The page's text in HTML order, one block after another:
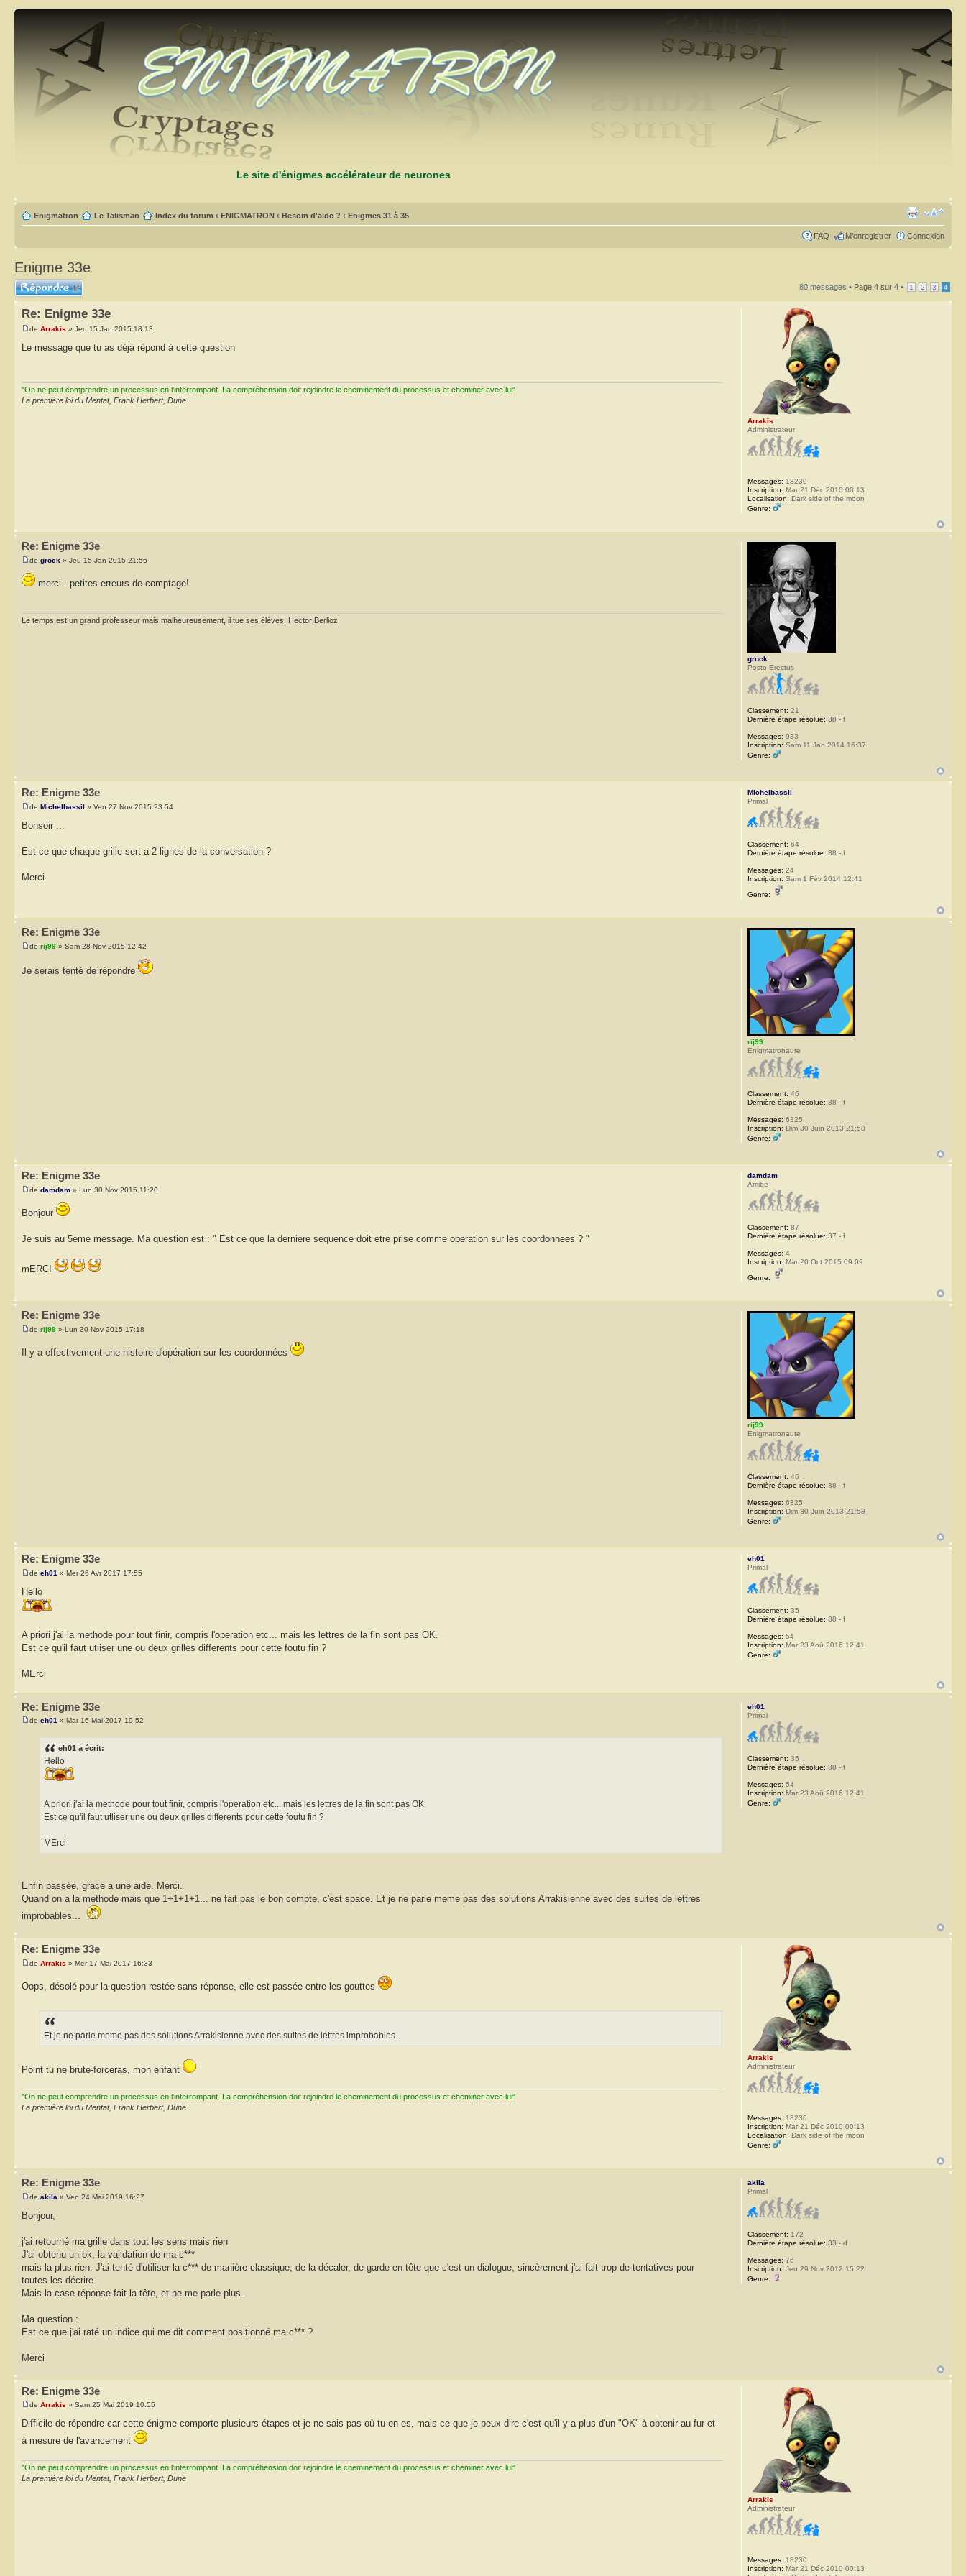
Le site d'énigmes accélérateur de neurones
Enigmatron Le Talisman Index du forum ‹ ENIGMATRON ‹ Besoin d'aide ? ‹ Enigmes 31 à 35
FAQ M’enregistrer Connexion
Enigme 33e
Répondre 80 messages • Page 4 sur 4 • 1 2 3 4
Re: Enigme 33e
de Arrakis » Jeu 15 Jan 2015 18:13
Le message que tu as déjà répond à cette question
"On ne peut comprendre un processus en l'interrompant. La compréhension doit rejoindre le cheminement du processus et cheminer avec lui"
La première loi du Mentat, Frank Herbert, Dune
Arrakis
Administrateur
Messages: 18230
Inscription: Mar 21 Déc 2010 00:13
Localisation: Dark side of the moon
Genre:
Re: Enigme 33e
de grock » Jeu 15 Jan 2015 21:56
merci...petites erreurs de comptage!
Le temps est un grand professeur mais malheureusement, il tue ses élèves. Hector Berlioz
grock
Posto Erectus
Classement: 21
Dernière étape résolue: 38 - f
Messages: 933
Inscription: Sam 11 Jan 2014 16:37
Genre:
Re: Enigme 33e
de Michelbassil » Ven 27 Nov 2015 23:54
Bonsoir ...
Est ce que chaque grille sert a 2 lignes de la conversation ?
Merci
Michelbassil
Primal
Classement: 64
Dernière étape résolue: 38 - f
Messages: 24
Inscription: Sam 1 Fév 2014 12:41
Genre:
Re: Enigme 33e
de rij99 » Sam 28 Nov 2015 12:42
Je serais tenté de répondre
rij99
Enigmatronaute
Classement: 46
Dernière étape résolue: 38 - f
Messages: 6325
Inscription: Dim 30 Juin 2013 21:58
Genre:
Re: Enigme 33e
de damdam » Lun 30 Nov 2015 11:20
Bonjour
Je suis au 5eme message. Ma question est : " Est ce que la derniere sequence doit etre prise comme operation sur les coordonnees ? "
mERCI
damdam
Amibe
Classement: 87
Dernière étape résolue: 37 - f
Messages: 4
Inscription: Mar 20 Oct 2015 09:09
Genre:
Re: Enigme 33e
de rij99 » Lun 30 Nov 2015 17:18
Il y a effectivement une histoire d'opération sur les coordonnées
rij99
Enigmatronaute
Classement: 46
Dernière étape résolue: 38 - f
Messages: 6325
Inscription: Dim 30 Juin 2013 21:58
Genre:
Re: Enigme 33e
de eh01 » Mer 26 Avr 2017 17:55
Hello
A priori j'ai la methode pour tout finir, compris l'operation etc... mais les lettres de la fin sont pas OK.
Est ce qu'il faut utliser une ou deux grilles differents pour cette foutu fin ?
MErci
eh01
Primal
Classement: 35
Dernière étape résolue: 38 - f
Messages: 54
Inscription: Mar 23 Aoû 2016 12:41
Genre:
Re: Enigme 33e
de eh01 » Mar 16 Mai 2017 19:52
eh01 a écrit:
Hello
A priori j'ai la methode pour tout finir, compris l'operation etc... mais les lettres de la fin sont pas OK.
Est ce qu'il faut utliser une ou deux grilles differents pour cette foutu fin ?
MErci
Enfin passée, grace a une aide. Merci.
Quand on a la methode mais que 1+1+1+1... ne fait pas le bon compte, c'est space. Et je ne parle meme pas des solutions Arrakisienne avec des suites de lettres
improbables...
eh01
Primal
Classement: 35
Dernière étape résolue: 38 - f
Messages: 54
Inscription: Mar 23 Aoû 2016 12:41
Genre:
Re: Enigme 33e
de Arrakis » Mer 17 Mai 2017 16:33
Oops, désolé pour la question restée sans réponse, elle est passée entre les gouttes
Et je ne parle meme pas des solutions Arrakisienne avec des suites de lettres improbables...
Point tu ne brute-forceras, mon enfant
"On ne peut comprendre un processus en l'interrompant. La compréhension doit rejoindre le cheminement du processus et cheminer avec lui"
La première loi du Mentat, Frank Herbert, Dune
Arrakis
Administrateur
Messages: 18230
Inscription: Mar 21 Déc 2010 00:13
Localisation: Dark side of the moon
Genre:
Re: Enigme 33e
de akila » Ven 24 Mai 2019 16:27
Bonjour,
j'ai retourné ma grille dans tout les sens mais rien
J'ai obtenu un ok, la validation de ma c***
mais la plus rien. J'ai tenté d'utiliser la c*** de manière classique, de la décaler, de garde en tête que c'est un dialogue, sincèrement j'ai fait trop de tentatives pour
toutes les décrire.
Mais la case réponse fait la tête, et ne me parle plus.
Ma question :
Est ce que j'ai raté un indice qui me dit comment positionné ma c*** ?
Merci
akila
Primal
Classement: 172
Dernière étape résolue: 33 - d
Messages: 76
Inscription: Jeu 29 Nov 2012 15:22
Genre:
Re: Enigme 33e
de Arrakis » Sam 25 Mai 2019 10:55
Difficile de répondre car cette énigme comporte plusieurs étapes et je ne sais pas où tu en es, mais ce que je peux dire c'est-qu'il y a plus d'un "OK" à obtenir au fur et
à mesure de l'avancement
"On ne peut comprendre un processus en l'interrompant. La compréhension doit rejoindre le cheminement du processus et cheminer avec lui"
La première loi du Mentat, Frank Herbert, Dune
Arrakis
Administrateur
Messages: 18230
Inscription: Mar 21 Déc 2010 00:13